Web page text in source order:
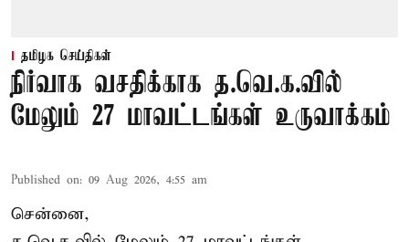
தமிழக செய்திகள்
நிர்வாக வசதிக்காக த.வெ.க.வில்
மேலும் 27 மாவட்டங்கள் உருவாக்கம்
Published on: 09 Aug 2026, 4:55 am
சென்னை,